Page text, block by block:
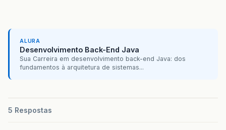
ALURA
Desenvolvimento Back-End Java
Sua Carreira em desenvolvimento back-end Java: dos
fundamentos à arquitetura de sistemas...
5 Respostas